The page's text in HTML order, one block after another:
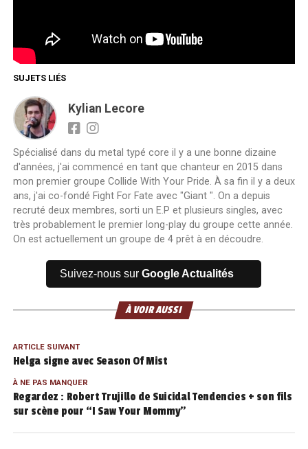
SUJETS LIÉS
Kylian Lecore
Spécialisé dans du metal typé core il y a une bonne dizaine
d'années, j'ai commencé en tant que chanteur en 2015 dans
mon premier groupe Collide With Your Pride. À sa fin il y a deux
ans, j'ai co-fondé Fight For Fate avec "Giant ". On a depuis
recruté deux membres, sorti un E.P et plusieurs singles, avec
très probablement le premier long-play du groupe cette année.
On est actuellement un groupe de 4 prêt à en découdre.
Suivez-nous surGoogle Actualités
À VOIR AUSSI
ARTICLE SUIVANT
Helga signe avec Season Of Mist
À NE PAS MANQUER
Regardez : Robert Trujillo de Suicidal Tendencies + son fils
sur scène pour “I Saw Your Mommy”